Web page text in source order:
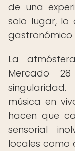
de una
solo lugar, lo
gastronómico
La
Mercado
música en
hacen que
sensorial
locales como